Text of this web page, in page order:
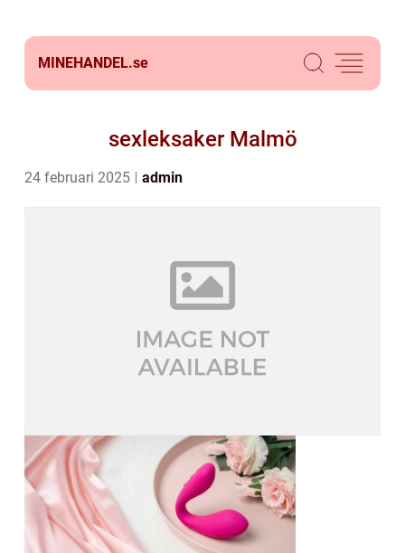
MINEHANDEL.se
sexleksaker Malmö
24 februari 2025 admin